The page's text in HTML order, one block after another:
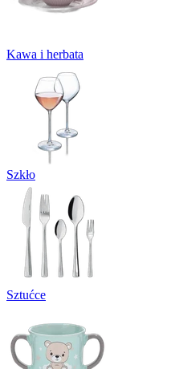
Kawa i herbata
Szkło
Sztućce